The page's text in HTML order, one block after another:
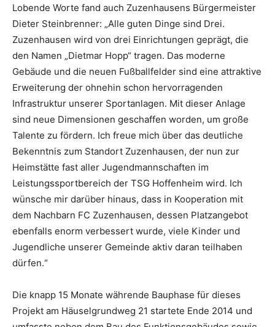
Lobende Worte fand auch Zuzenhausens Bürgermeister
Dieter Steinbrenner: „Alle guten Dinge sind Drei.
Zuzenhausen wird von drei Einrichtungen geprägt, die
den Namen „Dietmar Hopp“ tragen. Das moderne
Gebäude und die neuen Fußballfelder sind eine attraktive
Erweiterung der ohnehin schon hervorragenden
Infrastruktur unserer Sportanlagen. Mit dieser Anlage
sind neue Dimensionen geschaffen worden, um große
Talente zu fördern. Ich freue mich über das deutliche
Bekenntnis zum Standort Zuzenhausen, der nun zur
Heimstätte fast aller Jugendmannschaften im
Leistungssportbereich der TSG Hoffenheim wird. Ich
wünsche mir darüber hinaus, dass in Kooperation mit
dem Nachbarn FC Zuzenhausen, dessen Platzangebot
ebenfalls enorm verbessert wurde, viele Kinder und
Jugendliche unserer Gemeinde aktiv daran teilhaben
dürfen.“
Die knapp 15 Monate währende Bauphase für dieses
Projekt am Häuselgrundweg 21 startete Ende 2014 und